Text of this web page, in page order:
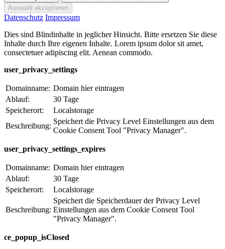
Datenschutz Impressum
Dies sind Blindinhalte in jeglicher Hinsicht. Bitte ersetzen Sie diese
Inhalte durch Ihre eigenen Inhalte. Lorem ipsum dolor sit amet,
consectetuer adipiscing elit. Aenean commodo.
user_privacy_settings
Domainname: Domain hier eintragen
Ablauf:
30 Tage
Speicherort:
Localstorage
Beschreibung:
Speichert die Privacy Level Einstellungen aus dem
Cookie Consent Tool "Privacy Manager".
user_privacy_settings_expires
Domainname: Domain hier eintragen
Ablauf:
30 Tage
Speicherort:
Localstorage
Beschreibung:
Speichert die Speicherdauer der Privacy Level
Einstellungen aus dem Cookie Consent Tool
"Privacy Manager".
ce_popup_isClosed